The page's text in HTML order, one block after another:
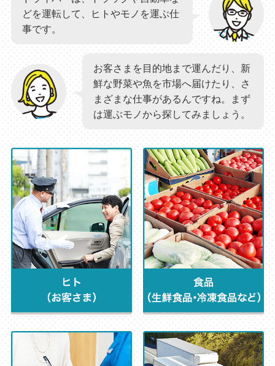
どを運転して、ヒトやモノを運ぶ仕
事です。
お客さまを目的地まで運んだり、新
鮮な野菜や魚を市場へ届けたり、さ
まざまな仕事があるんですね。まず
は運ぶモノから探してみましょう。